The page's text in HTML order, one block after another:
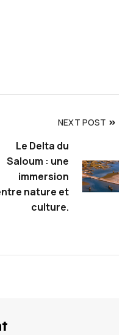
NEXT POST
Le Delta du
Saloum : une
immersion
nature et
culture.